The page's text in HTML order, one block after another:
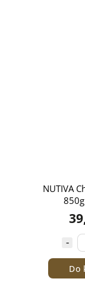
NUTIVA
Do